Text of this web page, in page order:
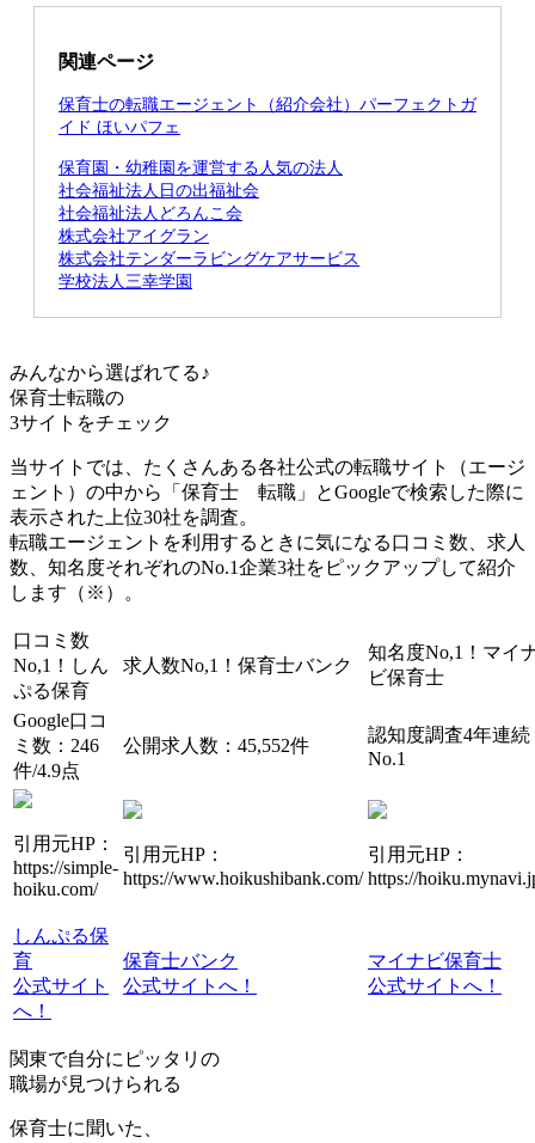
関連ページ
保育士の転職エージェント（紹介会社）パーフェクトガ
イド ほいパフェ
保育園・幼稚園を運営する人気の法人
社会福祉法人日の出福祉会
社会福祉法人どろんこ会
株式会社アイグラン
株式会社テンダーラビングケアサービス
学校法人三幸学園
みんなから選ばれてる♪
保育士転職の
3サイト をチェック
当サイトでは、たくさんある各社公式の転職サイト（エージ
ェント）の中から「保育士 転職」とGoogleで検索した際に
表示された上位30社を調査。
転職エージェントを利用するときに気になる口コミ数、求人
数、知名度それぞれのNo.1企業3社をピックアップして紹介
します（※）。
口コミ数
No,1！ しん
ぷる保育
求人数No,1！ 保育士バンク
知名度No,1！ マイ
ビ保育士
Google口コ
ミ数：246
件/4.9点
公開求人数：45,552件
認知度調査4年連続
No.1
引用元HP：
https://simple-
hoiku.com/
引用元HP：
https://www.hoikushibank.com/
引用元HP：
https://
しんぷる保
育
公式サイト
へ！
保育士バンク
公式サイトへ！
マイナビ保育士
公式サイトへ！
関東で自分にピッタリの
職場が見つけられる
保育士に聞いた、